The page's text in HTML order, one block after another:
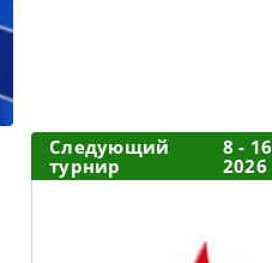
Следующий
турнир
8 -
2026